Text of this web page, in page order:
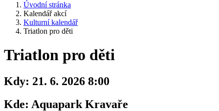
Úvodní stránka
Kalendář akcí
Kulturní kalendář
Triatlon pro děti
Triatlon pro děti
Kdy: 21. 6. 2026 8:00
Kde: Aquapark Kravaře